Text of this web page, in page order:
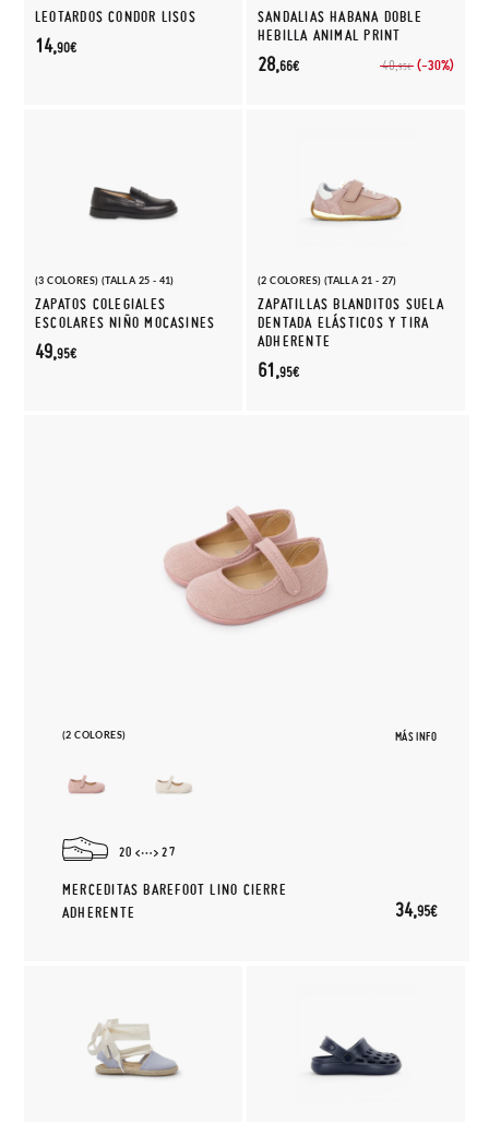
LEOTARDOS CONDOR LISOS
14,90€
SANDALIAS HABANA DOBLE
HEBILLA ANIMAL PRINT
40,95€ (-30%)
28,66€
(3 COLORES) (TALLA 25 - 41)
ZAPATOS COLEGIALES
ESCOLARES NIÑO MOCASINES
49,95€
(2 COLORES) (TALLA 21 - 27)
ZAPATILLAS BLANDITOS SUELA
DENTADA ELÁSTICOS Y TIRA
ADHERENTE
61,95€
(2 COLORES) MÁS INFO
20 27
MERCEDITAS BAREFOOT LINO CIERRE
ADHERENTE
34,95€